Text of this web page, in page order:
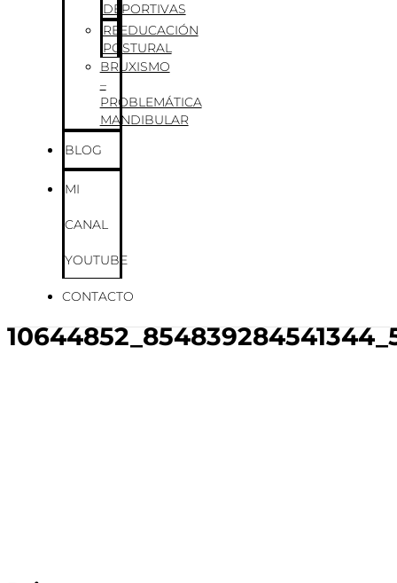
DEPORTIVAS
REEDUCACIÓN
POSTURAL
BRUXISMO
–
PROBLEMÁTICA
MANDIBULAR
BLOG
MI
CANAL
YOUTUBE
CONTACTO